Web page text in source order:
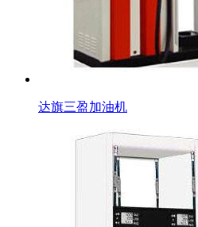
达旗三盈加油机